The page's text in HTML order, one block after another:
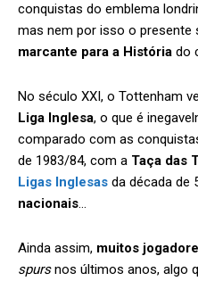
conquistas do emblema
mas nem por isso o presente
marcante para a História do
No século XXI, o Tottenham
Liga Inglesa, o que é
comparado com as
de 1983/84, com a Taça das
Ligas Inglesas da década de
nacionais…
Ainda assim, muitos
spursnos últimos anos, algo